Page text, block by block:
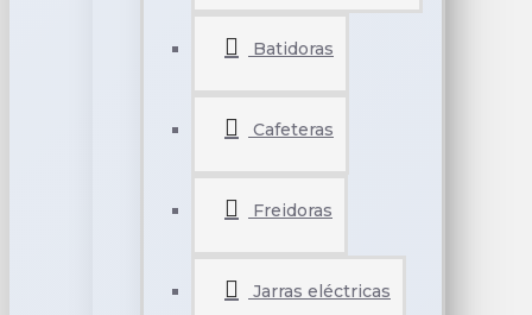
Batidoras
Cafeteras
Freidoras
Jarras eléctricas